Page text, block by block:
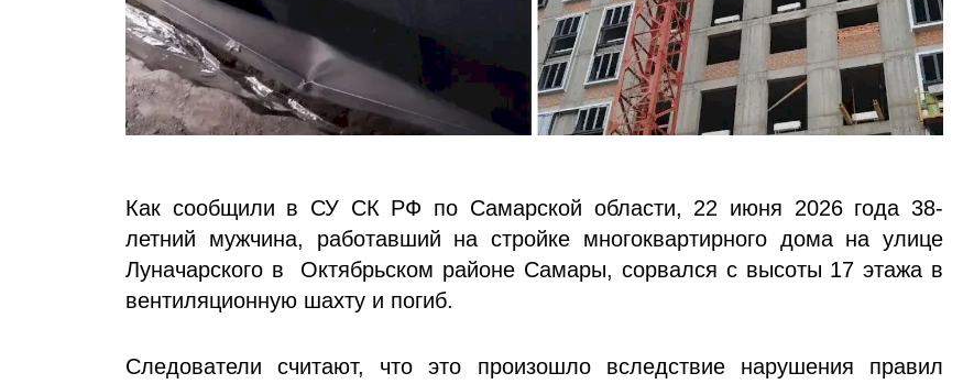
Как сообщили в СУ СК РФ по Самарской области, 22 июня 2026 года 38-
летний мужчина, работавший на стройке многоквартирного дома на улице
Луначарского в Октябрьском районе Самары, сорвался с высоты 17 этажа в
вентиляционную шахту и погиб.
Следователи считают, что это произошло вследствие нарушения правил